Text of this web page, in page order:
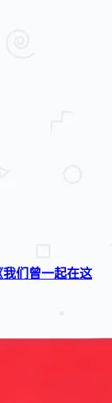
们曾一起在这